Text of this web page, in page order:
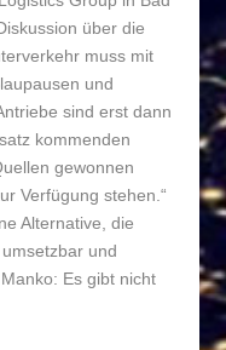
über die
muss mit
und
sind erst dann
kommenden
gewonnen
Verfügung stehen.“
Alternative, die
und
Es gibt nicht